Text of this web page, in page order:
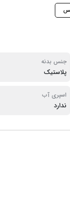
جنس بدنه
پلاستیک
اسپری آب
ندارد